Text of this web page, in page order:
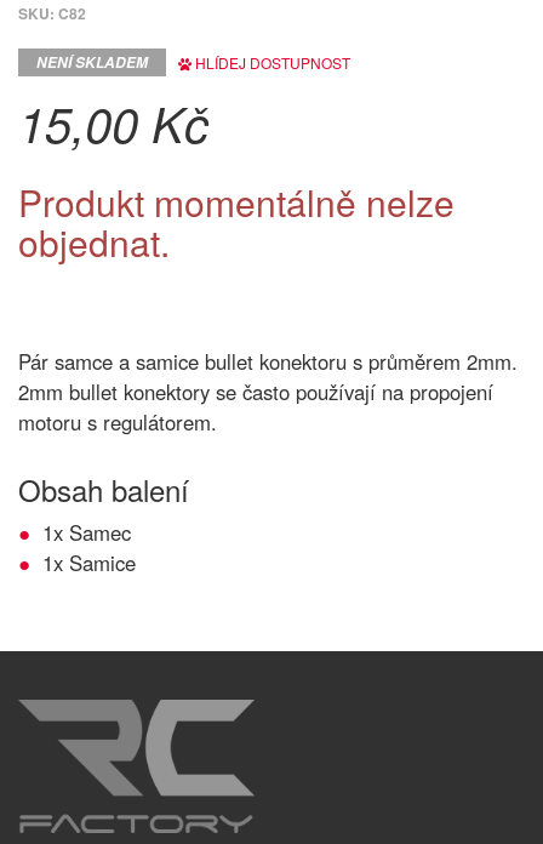
SKU: C82
NENÍ SKLADEM HLÍDEJ DOSTUPNOST
15,00 Kč
Produkt momentálně nelze
objednat.
Pár samce a samice bullet konektoru s průměrem 2mm.
2mm bullet konektory se často používají na propojení
motoru s regulátorem.
Obsah balení
1x Samec
1x Samice